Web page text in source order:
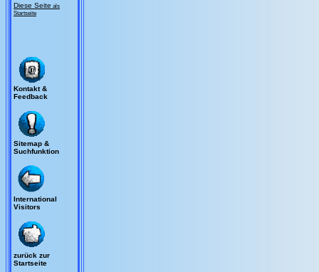
Diese Seite als
Startseite
Kontakt &
Feedback
Sitemap &
Suchfunktion
International
Visitors
zurück zur
Startseite